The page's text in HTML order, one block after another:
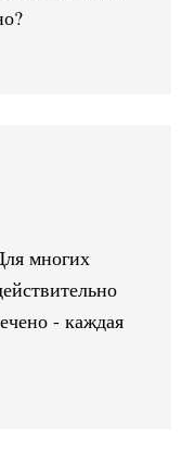
многих
- каждая